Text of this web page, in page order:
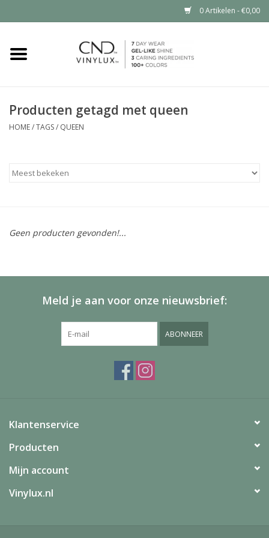
0 Artikelen - €0,00
Home
Nailart voor jou
Producten getagd met queen
HOME/TAGS/ QUEEN
Geen producten gevonden!...
Meld je aan voor onze nieuwsbrief:
ABONNEER
Klantenservice
Producten
Mijn account
Vinylux.nl